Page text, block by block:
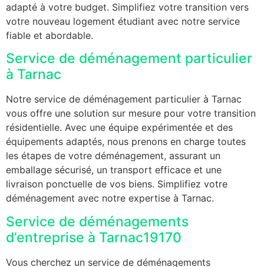
adapté à votre budget. Simplifiez votre transition vers
votre nouveau logement étudiant avec notre service
fiable et abordable.
Service de déménagement particulier
à Tarnac
Notre service de déménagement particulier à Tarnac
vous offre une solution sur mesure pour votre transition
résidentielle. Avec une équipe expérimentée et des
équipements adaptés, nous prenons en charge toutes
les étapes de votre déménagement, assurant un
emballage sécurisé, un transport efficace et une
livraison ponctuelle de vos biens. Simplifiez votre
déménagement avec notre expertise à Tarnac.
Service de déménagements
d’entreprise à Tarnac19170
Vous cherchez un service de déménagements